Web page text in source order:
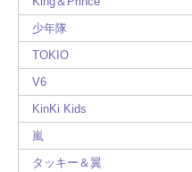
少年隊
TOKIO
V6
KinKi Kids
嵐
タッキー＆翼